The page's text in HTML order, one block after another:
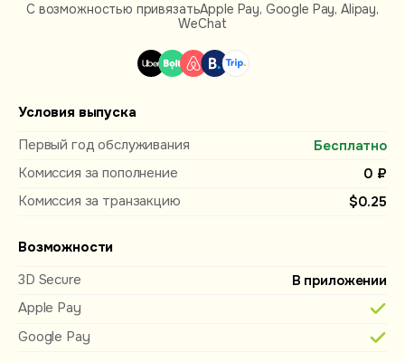
С возможностью привязатьApple Pay, Google Pay, Alipay,
WeChat
Условия выпуска
Первый год обслуживания Бесплатно
Комиссия за пополнение 0 ₽
Комиссия за транзакцию $0.25
Возможности
3D Secure В приложении
Apple Pay
Google Pay